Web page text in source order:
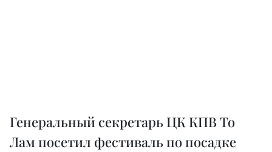
Генеральный секретарь ЦК КПВ То
Лам посетил фестиваль по посадке